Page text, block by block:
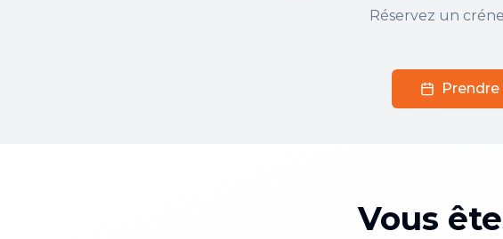
Réservez un
Vous